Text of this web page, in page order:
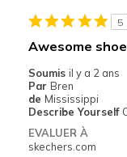
Les meilleures
Special Occasions
Width
Sizing
5
Awesome
Soumis il y a 2 ans
Par Bren
de Mississippi
Describe Yourself
EVALUER À
skechers.com